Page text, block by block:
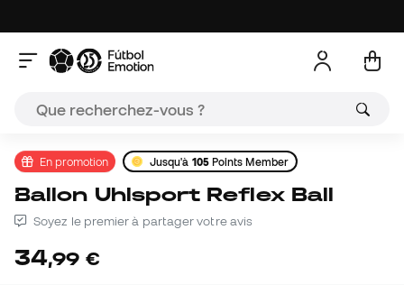
En promotion Jusqu'à 105Points Member
Ballon Uhlsport Reflex Ball
Soyez le premier à partager votre avis
34,99 €